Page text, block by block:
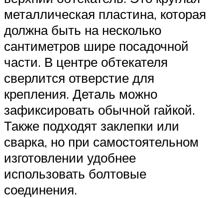
металлическая пластина, которая
должна быть на несколько
сантиметров шире посадочной
части. В центре обтекателя
сверлится отверстие для
крепления. Деталь можно
зафиксировать обычной гайкой.
Также подходят заклепки или
сварка, но при самостоятельном
изготовлении удобнее
использовать болтовые
соединения.